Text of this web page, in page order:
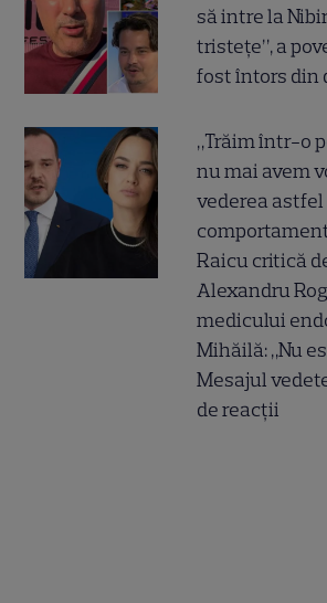
să intre la
tristețe”, a
fost întors din
„Trăim într-o
nu mai avem
vederea astfel
Raicu critică
Alexandru
medicului
Mihăilă: „Nu
Mesajul
de reacții